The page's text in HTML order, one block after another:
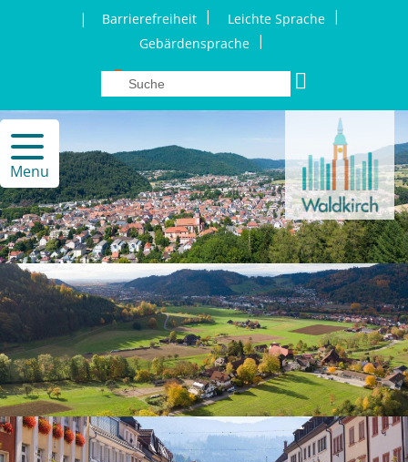
| Barrierefreiheit | Leichte Sprache |
Gebärdensprache |
Menu